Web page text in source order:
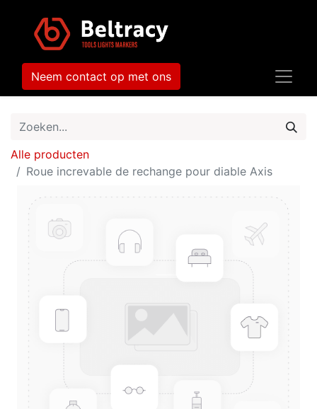
Neem contact op met ons
Alle producten
Roue increvable de rechange pour diable Axis